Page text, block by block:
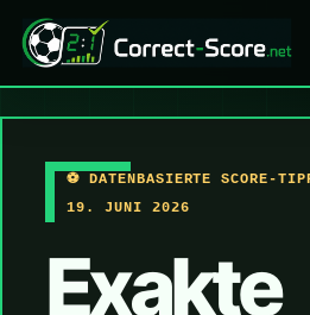
⚽ DATENBASIERTE SCORE-
19. JUNI 2026
Exakte